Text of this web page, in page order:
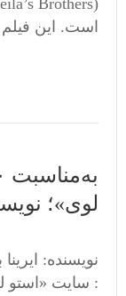
است. این
لوی»؛
نویسنده: